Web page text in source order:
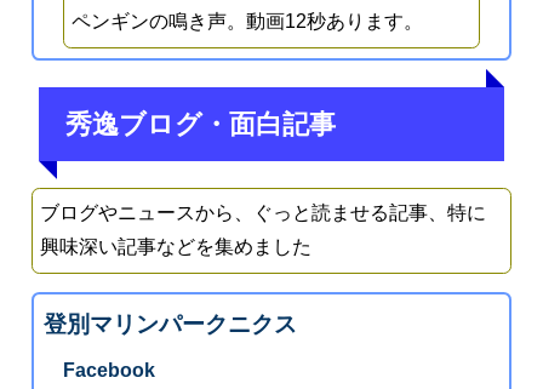
ペンギンの鳴き声。動画12秒あります。
秀逸ブログ・面白記事
ブログやニュースから、ぐっと読ませる記事、特に
興味深い記事などを集めました
登別マリンパークニクス
Facebook